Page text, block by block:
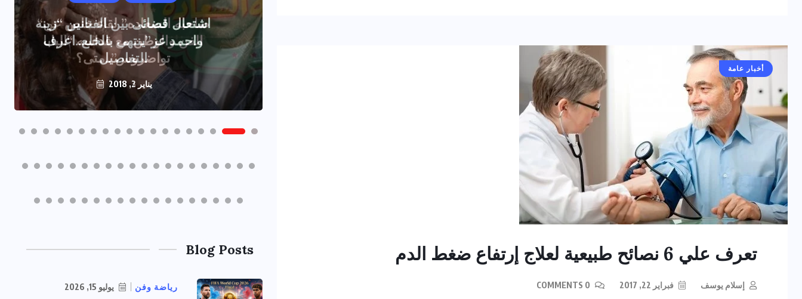
أخبار عامة
تعرف علي 6 نصائح طبيعية لعلاج إرتفاع ضغط الدم
إسلام يوسف فبراير 22, 2017
اشتعال قضائى بين الفنانين “زينه
واحمد عز”ينتهى بالخلع..اعرف
التفاصيل
يناير 2, 2018
يسرى..فما هى؟
Blog Posts
رياضة وفن يوليو 15, 2026